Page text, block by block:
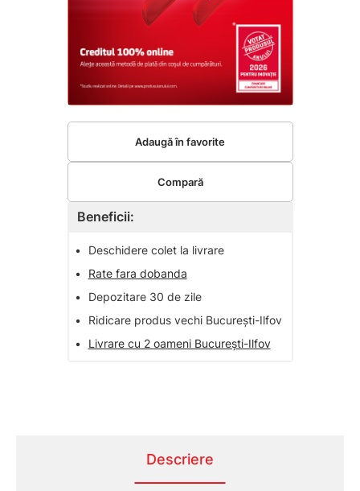
Beneficii:
•
Deschidere colet la livrare
•
Rate fara dobanda
•
Depozitare 30 de zile
•
Ridicare produs vechi București-Ilfov
•
Livrare cu 2 oameni București-Ilfov
Adaugă în favorite
Compară
Descriere